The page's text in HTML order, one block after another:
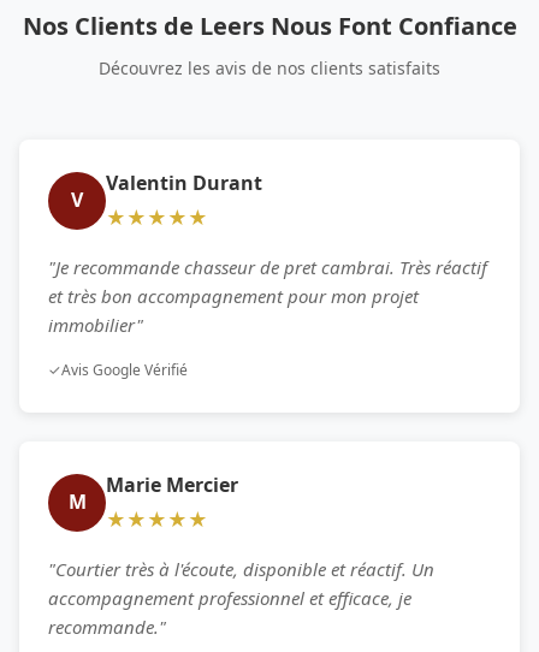
Nos Clients de Leers Nous Font Confiance
Découvrez les avis de nos clients satisfaits
V
Valentin Durant
★★★★★
"Je recommande chasseur de pret cambrai. Très réactif
et très bon accompagnement pour mon projet
immobilier"
✓Avis Google Vérifié
M
Marie Mercier
★★★★★
"Courtier très à l'écoute, disponible et réactif. Un
accompagnement professionnel et efficace, je
recommande."